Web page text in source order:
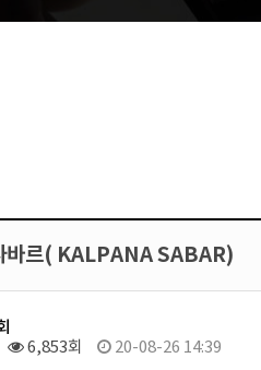
바르( KALPANA SABAR)
6,853회 20-08-26 14:39